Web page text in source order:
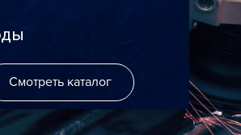
Смотреть каталог
Производители
Группа компаний
инструмент
Белгородский
Точки продаж
Сотрудничество